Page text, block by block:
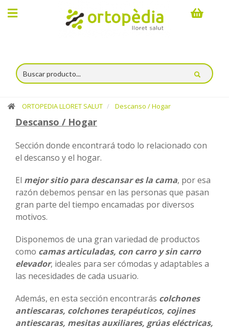
×
online
Ortopedia
Catálogo
Servicios
Alquiler
Espacio
Lloret
Salut
Promociones
Blog
ORTOPEDIA LLORET SALUT Descanso / Hogar
Descanso / Hogar
Sección donde encontrará todo lo relacionado con
el descanso y el hogar.
El mejor sitio para descansar es la cama, por esa
razón debemos pensar en las personas que pasan
gran parte del tiempo encamadas por diversos
motivos.
Disponemos de una gran variedad de productos
como camas articuladas, con carro y sin carro
elevador, ideales para ser cómodas y adaptables a
las necesidades de cada usuario.
Además, en esta sección encontrarás colchones
antiescaras, colchones terapéuticos, cojines
antiescaras, mesitas auxiliares, grúas eléctricas,